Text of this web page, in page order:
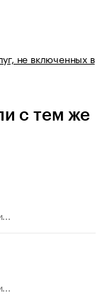
не включенных в
с тем же